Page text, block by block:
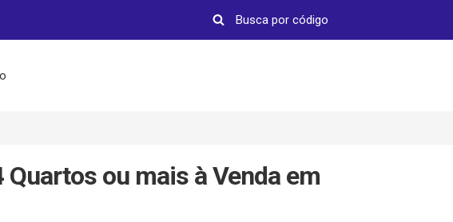
ou mais à Venda em